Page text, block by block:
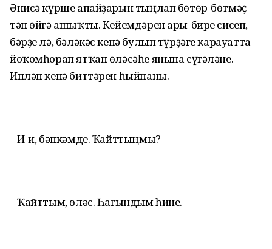
Әнисә күрше апайҙарын тыңлап бөтөр-бөтмәҫ-
тән өйгә ашыҡты. Кейемдәрен ары-бире сисеп,
бәрҙе лә, бәләкәс кенә булып түрҙәге карауатта
йоҡомһорап ятҡан өләсәһе янына сүгәләне.
Ипләп кенә биттәрен һыйпаны.
– И-и, бәпкәмде. Ҡайттыңмы?
– Ҡайттым, өләс. Һағындым һине.